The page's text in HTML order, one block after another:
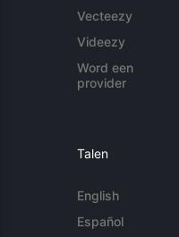
Vecteezy
Videezy
Word een
provider
Talen
English
Español